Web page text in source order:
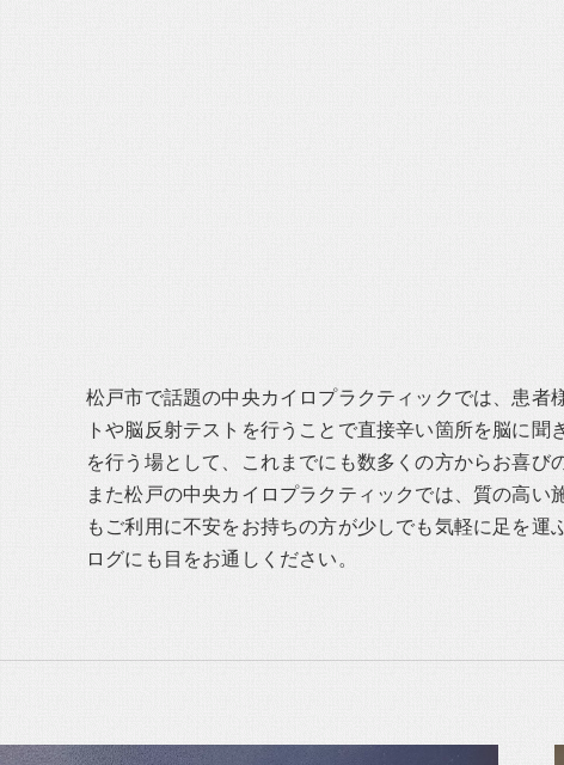
松戸市で話題の中央カイロプラクティックでは、患者
トや脳反射テストを行うことで直接辛い箇所を脳に
を行う場として、これまでにも数多くの方からお喜び
また松戸の中央カイロプラクティックでは、質の高
もご利用に不安をお持ちの方が少しでも気軽に足を
ログにも目をお通しください。